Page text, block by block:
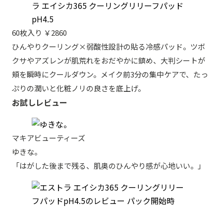
60枚入り ￥2860
ひんやりクーリング×弱酸性設計の貼る冷感パッド。ツボ
クサやアズレンが肌荒れをおだやかに鎮め、大判シートが
頬を瞬時にクールダウン。メイク前3分の集中ケアで、たっ
ぷりの潤いと化粧ノリの良さを底上げ。
お試しレビュー
マキアビューティーズ
ゆきな。
「はがした後まで残る、肌奥のひんやり感が心地いい。」